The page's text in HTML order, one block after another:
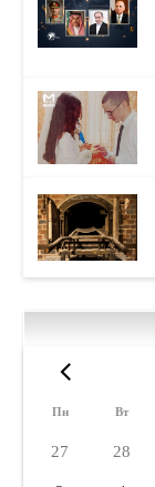
Пн Вт
27 28